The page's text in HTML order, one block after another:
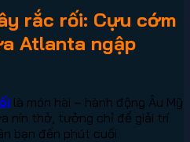
rắc rối: Cựu cớm
Atlanta ngập
là món hài – hành động Âu Mỹ
nín thở, tưởng chỉ để giải trí
bạn đến phút cuối.